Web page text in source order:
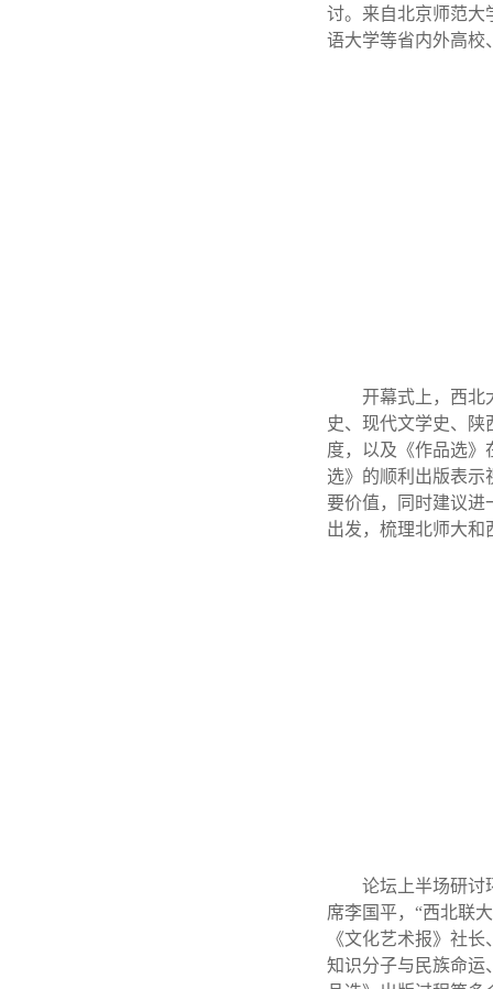
讨。来自北京师范大
语大学等省内外高校
开幕式上，西北
史、现代文学史、
度，以及《作品选》
选》的顺利出版表示
要价值，同时建议进
出发，梳理北师大和
论坛上半场研讨
席李国平，“西北联
《文化艺术报》社
知识分子与民族命运